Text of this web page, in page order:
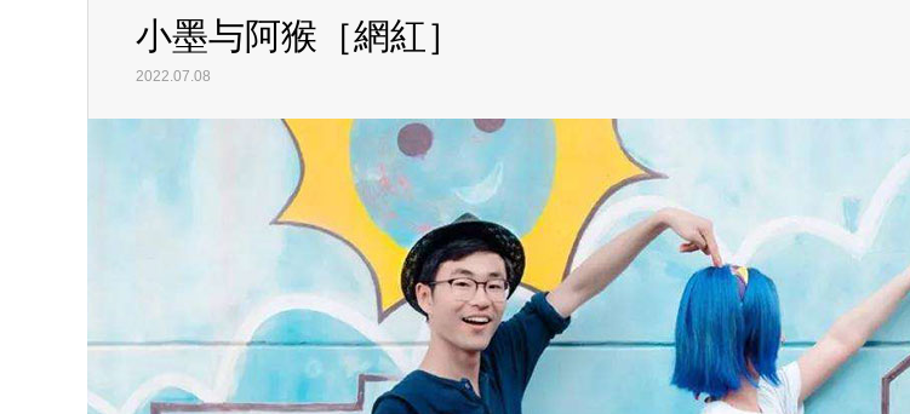
小墨与阿猴［網紅］
2022.07.08